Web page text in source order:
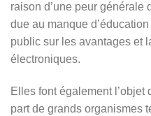
raison d’une peur générale
due au manque
public sur les avantages et
électroniques.
Elles font également l’objet
part de grands organismes